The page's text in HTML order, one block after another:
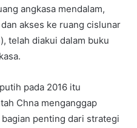
angkasa mendalam,
akses ke ruang cislunar
telah diakui dalam buku
pada 2016 itu
Chna menganggap
penting dari strategi